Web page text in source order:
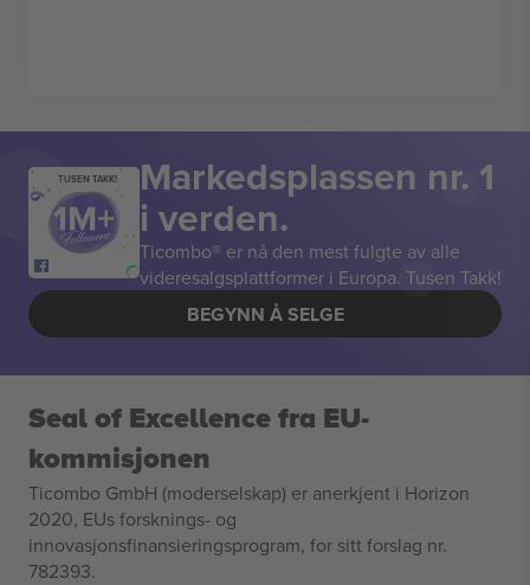
TUSEN TAKK! Markedsplassen nr. 1
i verden.
Ticombo® er nå den mest fulgte av alle
videresalgsplattformer i Europa. Tusen Takk!
BEGYNN Å SELGE
Seal of Excellence fra EU-
kommisjonen
Ticombo GmbH (moderselskap) er anerkjent i Horizon
2020, EUs forsknings- og
innovasjonsfinansieringsprogram, for sitt forslag nr.
782393.